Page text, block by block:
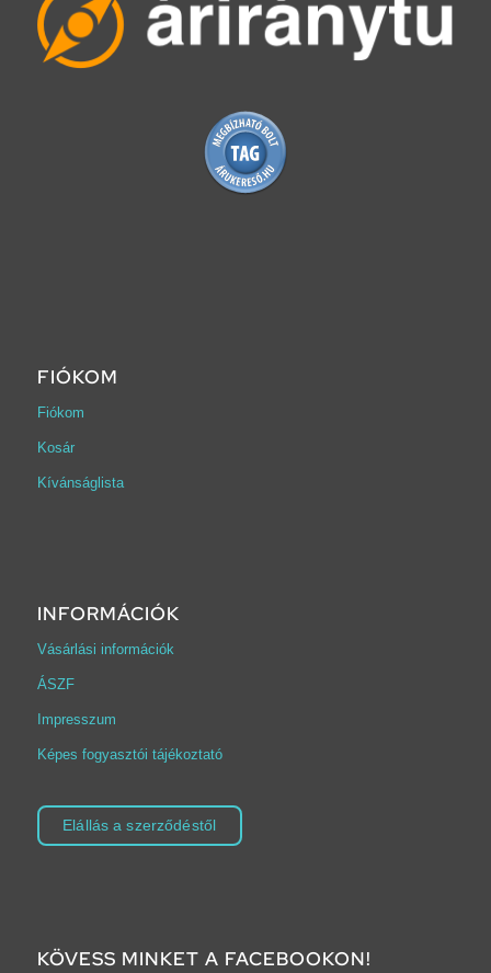
FIÓKOM
Fiókom
Kosár
Kívánságlista
INFORMÁCIÓK
Vásárlási információk
ÁSZF
Impresszum
Képes fogyasztói tájékoztató
Elállás a szerződéstől
KÖVESS MINKET A FACEBOOKON!